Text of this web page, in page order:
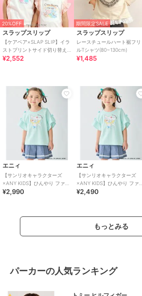
20%OFF
スラップスリップ
【ケアベア×SLAP SLIP】イラ
ストプリントサイド切り替え
袖フリルTシャツ(80~130cm)
¥2,552
期間限定SALE
スラップスリップ
レースチュールハート裾フリ
ルTシャツ(80~130cm)
¥1,485
エニィ
【サンリオキャラクターズ
×ANY KIDS】ひんやり ファン
シーフリル袖Tシャツ
¥2,990
エニィ
【サンリオキャラクターズ
×ANY KIDS】ひんやり ファン
シーフリル袖Tシャツ
¥2,490
もっとみる
パーカーの人気ランキング